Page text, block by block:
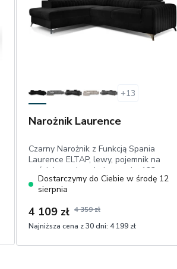
+13
Narożnik Laurence
Czarny Narożnik z Funkcją Spania
Laurence ELTAP, lewy, pojemnik na
pościel, powierzchnia spania: 123 cm x
193 cm, niecieniujący welwet
Dostarczymy do Ciebie w środę 12
sierpnia
4 109 zł 4 359 zł
Najniższa cena z 30 dni: 4 199 zł